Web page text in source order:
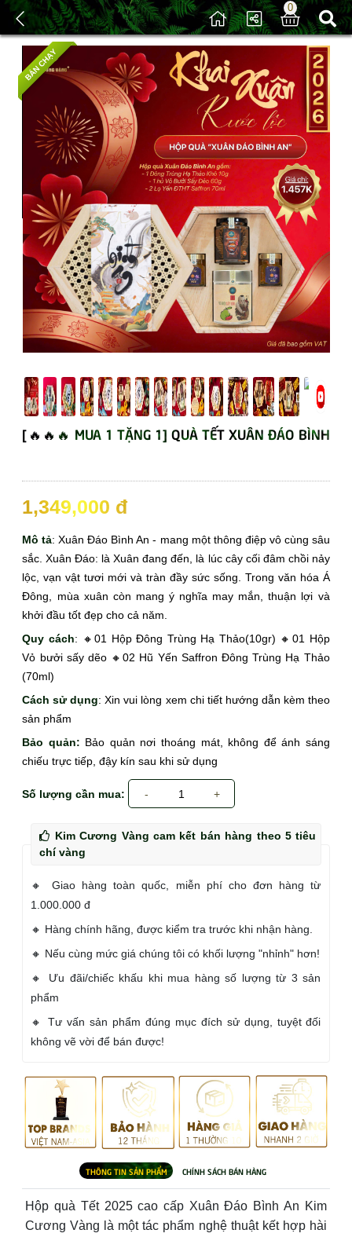
0
/Sản phẩm/ Quà Tết Bình Ngọ 2026
BÁN CHẠY
[🔥🔥🔥 MUA 1 TẶNG 1] QUÀ TẾT XUÂN ĐÁO BÌNH
1,349,000 đ
Mô tả: Xuân Đáo Bình An - mang một thông điệp vô cùng sâu
sắc. Xuân Đáo: là Xuân đang đến, là lúc cây cối đâm chồi nảy
lộc, vạn vật tươi mới và tràn đầy sức sống. Trong văn hóa Á
Đông, mùa xuân còn mang ý nghĩa may mắn, thuận lợi và
khởi đầu tốt đẹp cho cả năm.
Quy cách: 🔸01 Hộp Đông Trùng Hạ Thảo(10gr) 🔸01 Hộp
Vỏ bưởi sấy dẽo 🔸02 Hũ Yến Saffron Đông Trùng Hạ Thảo
(70ml)
Cách sử dụng: Xin vui lòng xem chi tiết hướng dẫn kèm theo
sản phẩm
Bảo quản: Bảo quản nơi thoáng mát, không để ánh sáng
chiếu trực tiếp, đậy kín sau khi sử dụng
Số lượng cần mua: - 1 +
Kim Cương Vàng cam kết bán hàng theo 5 tiêu
chí vàng
🔸 Giao hàng toàn quốc, miễn phí cho đơn hàng từ
1.000.000 đ
🔸 Hàng chính hãng, được kiểm tra trước khi nhận hàng.
🔸 Nếu cùng mức giá chúng tôi có khối lượng "nhỉnh" hơn!
🔸 Ưu đãi/chiếc khấu khi mua hàng số lượng từ 3 sản
phẩm
🔸 Tư vấn sản phẩm đúng mục đích sử dụng, tuyệt đối
không vẽ vời để bán được!
Hộp quà Tết 2025 cao cấp Xuân Đáo Bình An Kim
Cương Vàng là một tác phẩm nghệ thuật kết hợp hài